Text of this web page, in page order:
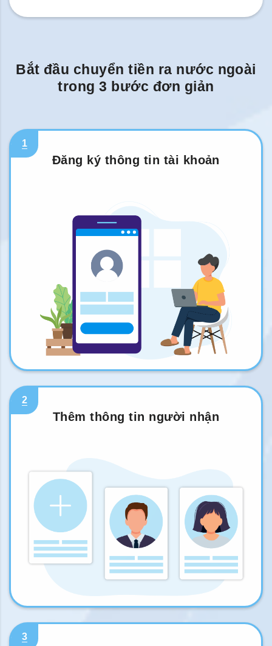
Bắt đầu chuyển tiền ra nước ngoài
trong 3 bước đơn giản
1
Đăng ký thông tin tài khoản
2
Thêm thông tin người nhận
3